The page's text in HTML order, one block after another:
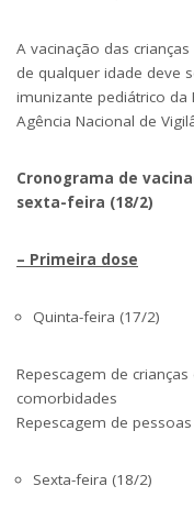
A vacinação das
de qualquer idade deve
imunizante pediátrico
Agência Nacional de
Cronograma de
sexta-feira (18/2)
– Primeira dose
Quinta-feira (17/2)
Repescagem de
comorbidades
Repescagem de
Sexta-feira (18/2)